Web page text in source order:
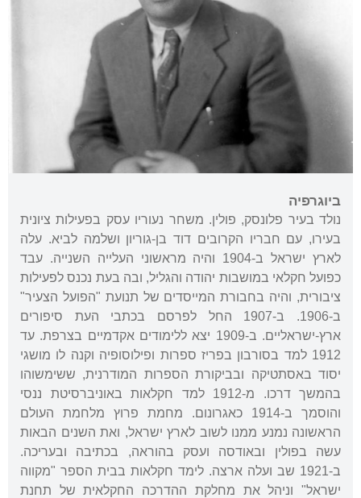
ביוגרפיה
נולד בעיר פלונסק, פולין. משחר נעוריו עסק בפעילות ציונית
בעירו, עם חבריו הקרובים דוד בן-גוריון ושלמה לביא. עלה
לארץ ישראל ב-1904 והיה מראשוני העלייה השנייה. עבד
כפועל חקלאי במושבות יהודה והגליל, ובה בעת נכנס לפעילות
ציבורית, והיה בחבורת המייסדים של תנועת "הפועל הצעיר"
ב-1906. ב-1907 החל לפרסם בכתבי העת סיפורים
ארץ-ישראליים. ב-1909 יצא ללימודים אקדמיים בצרפת. עד
1912 למד בסורבון בפריז ספרות ופילוסופיה וקנה לו מושגי
יסוד באסתטיקה ובביקורת הספרות המודרנית, ששימשוהו
בהמשך דרכו. מ-1912 למד חקלאות באוניברסיטת ננסי
והוסמך ב-1914 כאגרונום. מחמת פרוץ מלחמת העולם
הראשונה נמנע ממנו לשוב לארץ ישראל, ואת השנים הבאות
עשה בפולין ובאודסה ועסק בהוראה, בכתיבה ובעריכה.
ב-1921 שב ועלה ארצה. לימד חקלאות בבית הספר "מקווה
ישראל" וניהל את מחלקת ההדרכה החקלאית של תחנת